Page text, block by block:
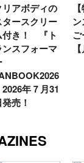
ィの
リー
『ト
ーマ
月31
【特別編
ンスフォ
ごー！ご
【月イチ